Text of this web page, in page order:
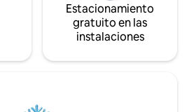
Estacionamiento
gratuito en las
instalaciones